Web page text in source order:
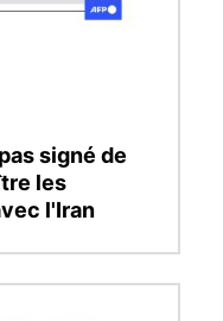
signé de
les
l'Iran